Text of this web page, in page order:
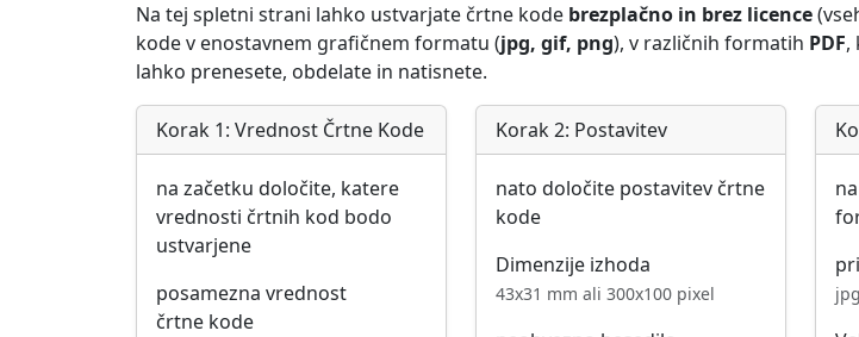
Na tej spletni strani lahko ustvarjate črtne kode brezplačno in brez licence
kode v enostavnem grafičnem formatu (jpg, gif, png), v različnih formatih PDF,
lahko prenesete, obdelate in natisnete.
Korak 1: Vrednost Črtne Kode
na začetku določite, katere
vrednosti črtnih kod bodo
ustvarjene
posamezna vrednost
črtne kode
Korak 2: Postavitev
nato določite postavitev črtne
kode
Dimenzije izhoda
43x31 mm ali 300x100 pixel